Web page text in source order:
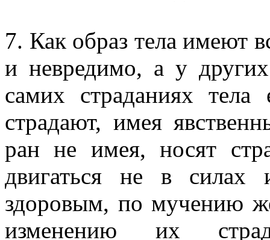
7. Как образ тела имеют
и невредимо, а у
самих страданиях
страдают, имея
ран не имея, носят
двигаться не в
здоровым, по мучению
изменению их